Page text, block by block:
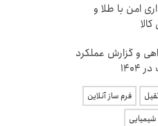
امن با طلا و
و گزارش عملکرد
فرم ساز آنلاین